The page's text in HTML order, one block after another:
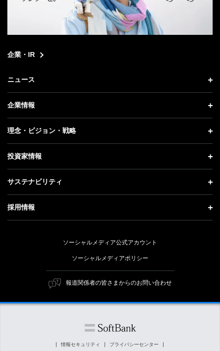
企業・IR
ニュース
ニュース トップ
プレスリリース
更新情報
記者説明会
企業情報
企業情報 トップ
社長メッセージ
事業紹介
ガバナンス
理念・ビジョン・戦略
理念・ビジョン・戦略 トップ
成長戦略「Activate AI for Society」
人材戦略
投資家情報
投資家情報 トップ
経営方針
個人投資家の皆さまへ
株式と社債について
サステナビリティ
サステナビリティ トップ
トップメッセージ
ESG方針・体制
マテリアリティ（重要課題）
ESGの主な取り組み
外部評価・イニシアチブ
採用情報
キャリア採用
障がい者採用
ソーシャルメディア公式アカウント
ソーシャルメディアポリシー
報道関係者の皆さまからのお問い合わせ
情報セキュリティ プライバシーセンター